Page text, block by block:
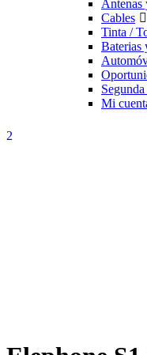
Antenas
Cables
Tinta /
Baterias
Mi